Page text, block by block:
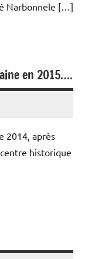
Narbonnele […]
en 2015….
2014, après
historique